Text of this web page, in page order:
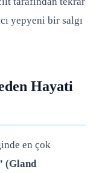
yepyeni bir salgı
Hayati
en çok
(Gland